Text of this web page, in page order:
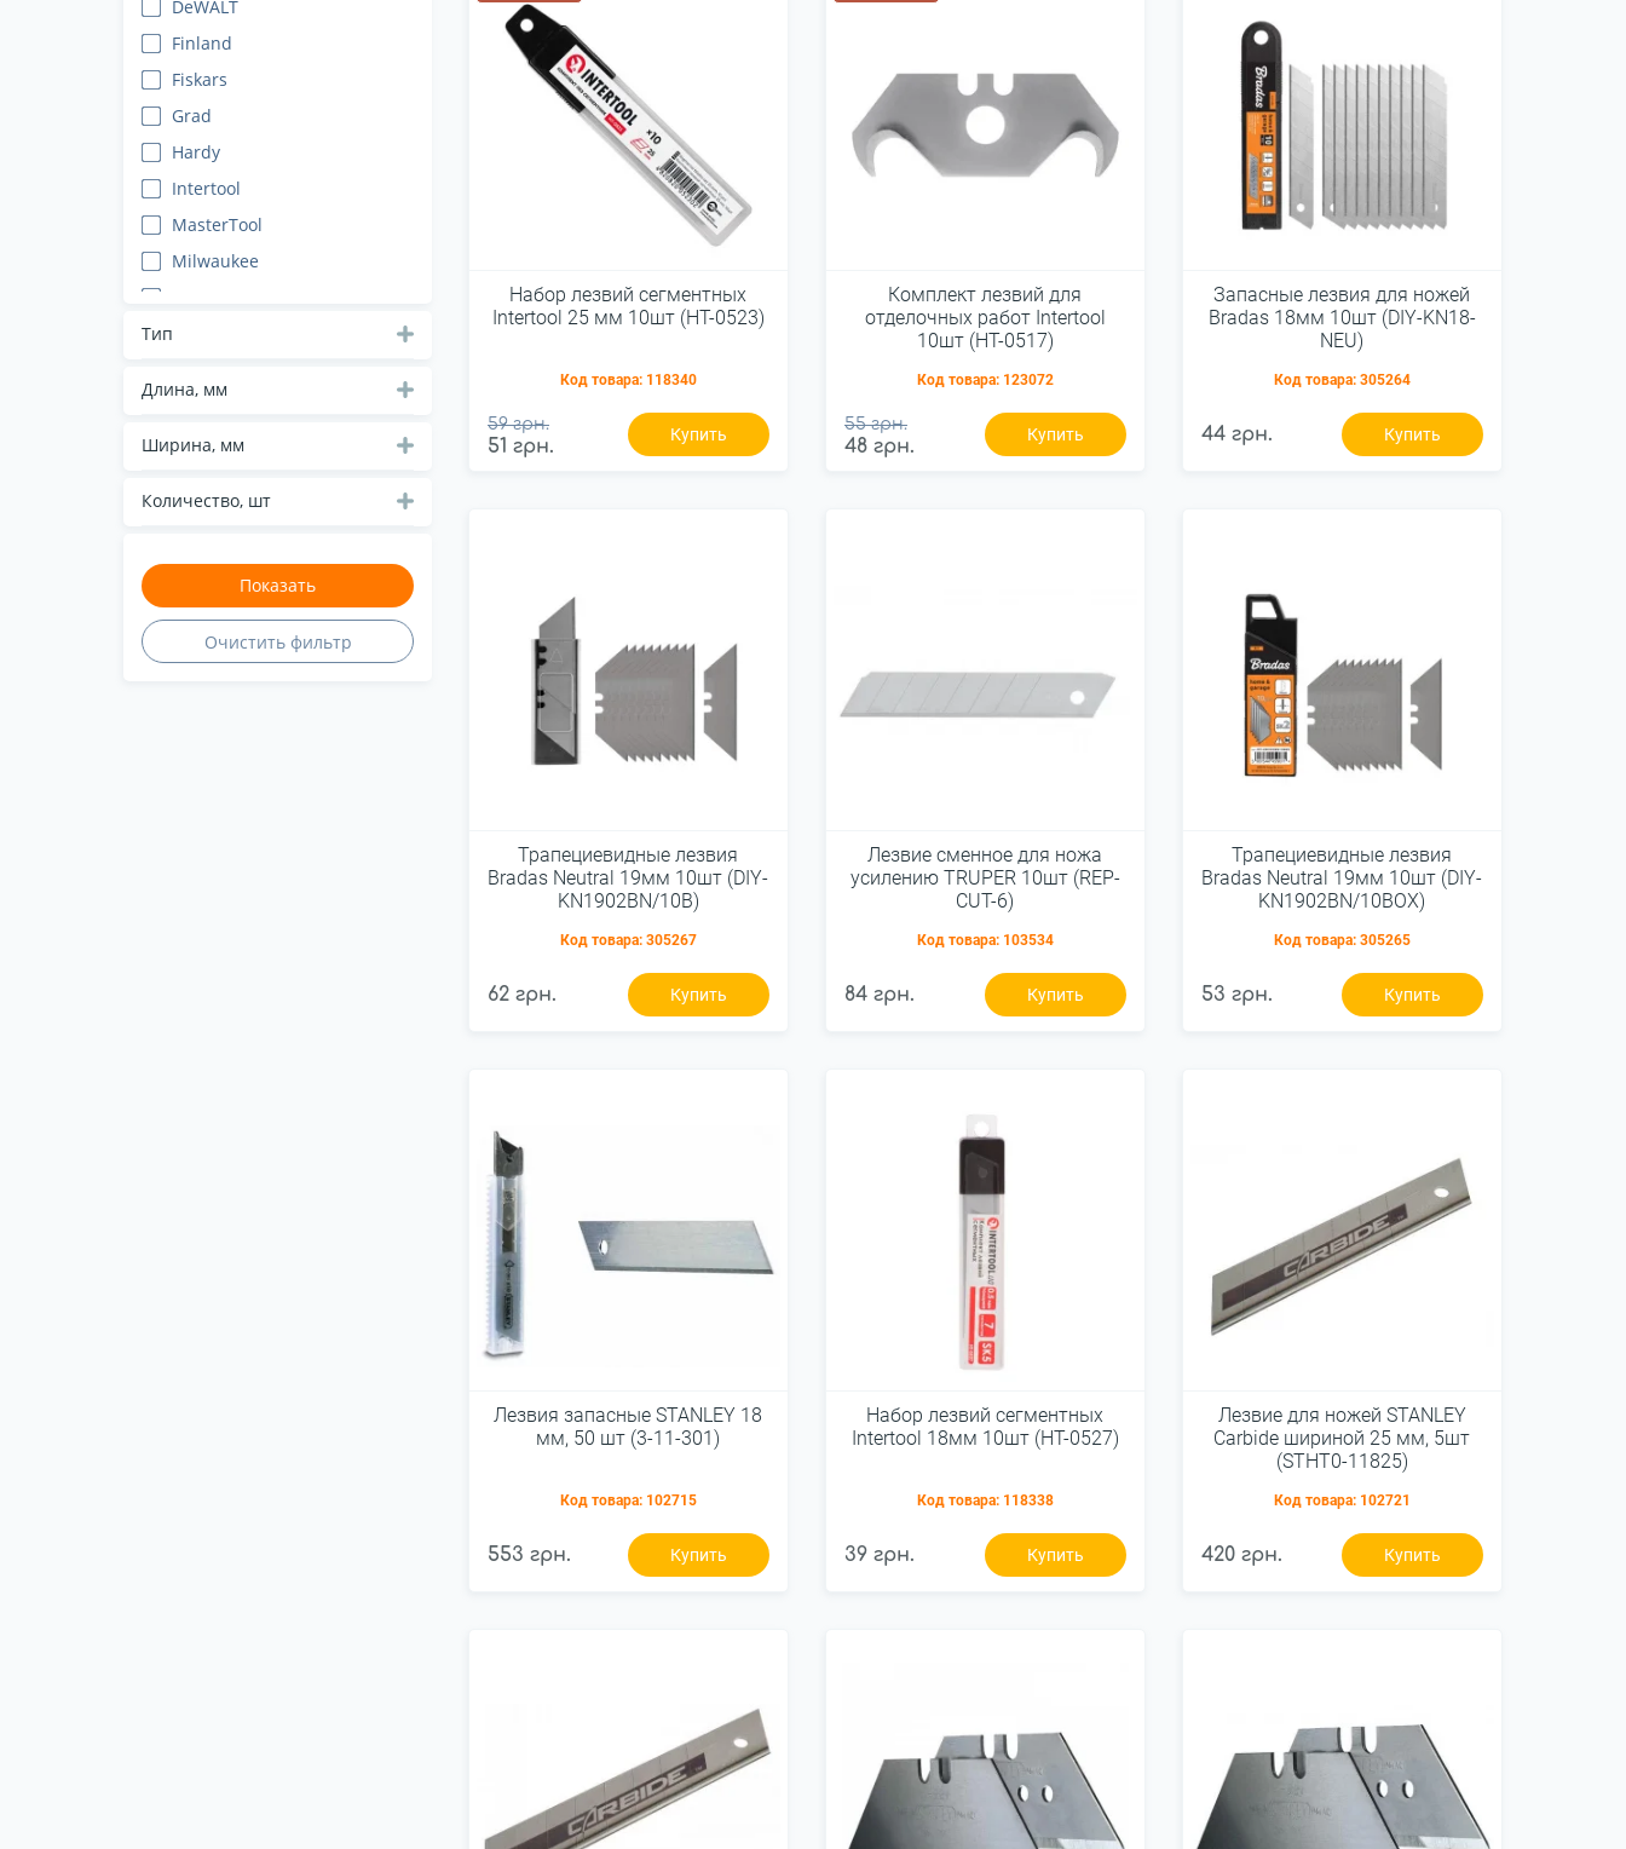
DeWALT
Finland
Fiskars
Grad
Hardy
Intertool
MasterTool
Milwaukee
Top tools
Truper
Центроинструмент
Тип
Длина, мм
Ширина, мм
Количество, шт
Набор лезвий сегментных
Intertool 25 мм 10шт (HT-0523)
Код товара: 118340
59 грн.
51 грн.
Купить
Комплект лезвий для
отделочных работ Intertool
10шт (HT-0517)
Код товара: 123072
55 грн.
48 грн.
Купить
Запасные лезвия для ножей
Bradas 18мм 10шт (DIY-KN18-
NEU)
Код товара: 305264
44 грн. Купить
Трапециевидные лезвия
Bradas Neutral 19мм 10шт (DIY-
KN1902BN/10B)
Код товара: 305267
62 грн. Купить
Лезвие сменное для ножа
усилению TRUPER 10шт (REP-
CUT-6)
Код товара: 103534
84 грн. Купить
Трапециевидные лезвия
Bradas Neutral 19мм 10шт (DIY-
KN1902BN/10BOX)
Код товара: 305265
53 грн. Купить
Лезвия запасные STANLEY 18
мм, 50 шт (3-11-301)
Код товара: 102715
553 грн. Купить
Набор лезвий сегментных
Intertool 18мм 10шт (HT-0527)
Код товара: 118338
39 грн. Купить
Лезвие для ножей STANLEY
Carbide шириной 25 мм, 5шт
(STHT0-11825)
Код товара: 102721
420 грн. Купить